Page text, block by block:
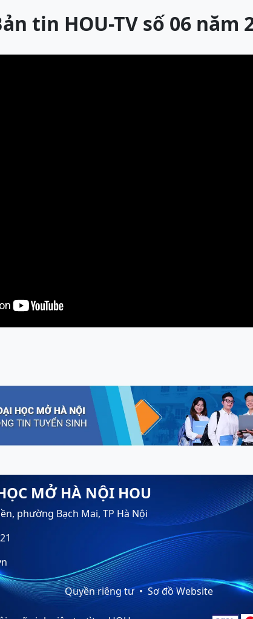
tin HOU-TV số 06 năm
MỞ HÀ NỘI HOU
phường Bạch Mai, TP Hà Nội
Quyền riêng tư Sơ đồ Website